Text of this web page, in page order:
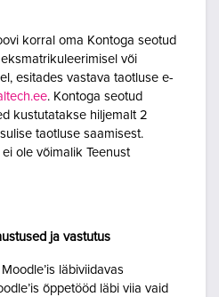
korral oma Kontoga seotud
või
esitades vastava taotluse e-
. Kontoga seotud
kustutatakse hiljemalt 2
taotluse saamisest.
ole võimalik Teenust
ja vastutus
läbiviidavas
õppetööd läbi viia vaid